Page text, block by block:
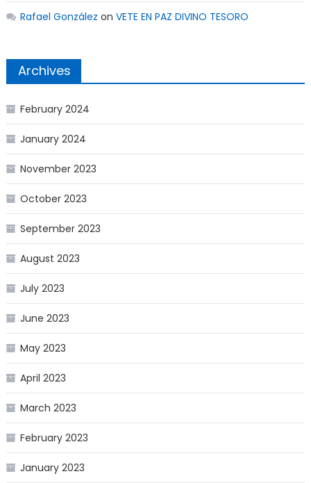
Rafael González on VETE EN PAZ DIVINO TESORO
Archives
February 2024
January 2024
November 2023
October 2023
September 2023
August 2023
July 2023
June 2023
May 2023
April 2023
March 2023
February 2023
January 2023